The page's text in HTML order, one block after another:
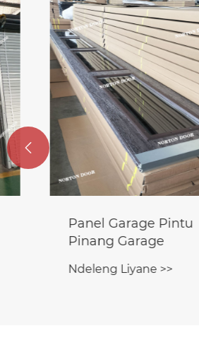
Panel Garage Pintu
Pinang Garage
Ndeleng Liyane >>
